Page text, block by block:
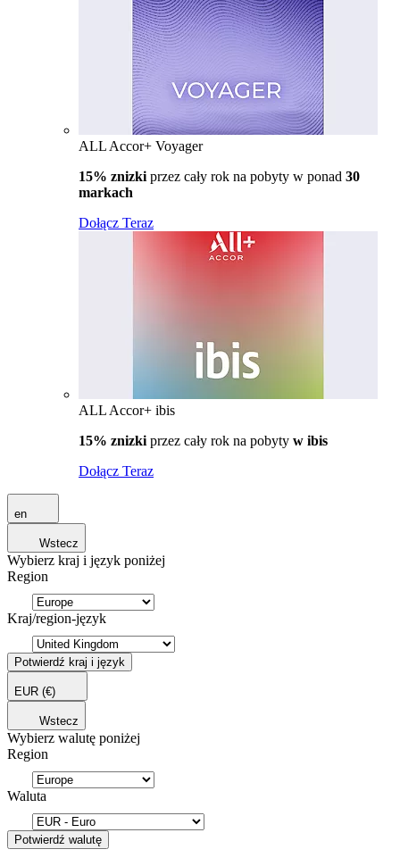
ALL Accor+ Voyager
15% znizki przez cały rok na pobyty w ponad 30
markach
Dołącz Teraz
ALL Accor+ ibis
15% znizki przez cały rok na pobyty w ibis
Dołącz Teraz
en
Wstecz
Wybierz kraj i język poniżej
Region
Kraj/region-język
Potwierdź kraj i język
EUR (€)
Wstecz
Wybierz walutę poniżej
Region
Waluta
Potwierdź walutę